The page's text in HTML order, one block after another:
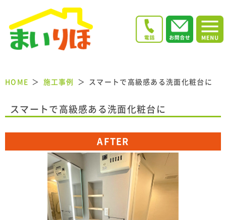
HOME 施工事例 スマートで高級感ある洗面化粧台に
スマートで高級感ある洗面化粧台に
AFTER